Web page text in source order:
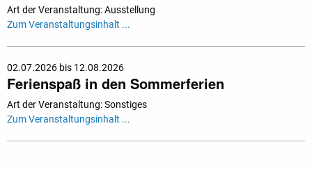
Art der Veranstaltung: Ausstellung
Zum Veranstaltungsinhalt ...
02.07.2026 bis 12.08.2026
Ferienspaß in den Sommerferien
Art der Veranstaltung: Sonstiges
Zum Veranstaltungsinhalt ...